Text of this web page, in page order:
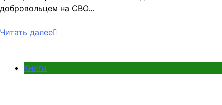
добровольцем на СВО…
Читать далее
Книги